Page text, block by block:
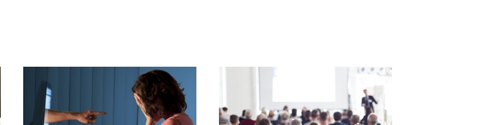
Zaměstnanecké akcie
Ziskovost firmy
Já v médiích